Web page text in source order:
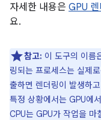
자세한 내용은 GPU
요.
참고: 이 도구의 이름
링되는 프로세스는 실제
출하면 렌더링이 발생하
특정 상황에서는 GPU에
CPU는 GPU가 작업을 마